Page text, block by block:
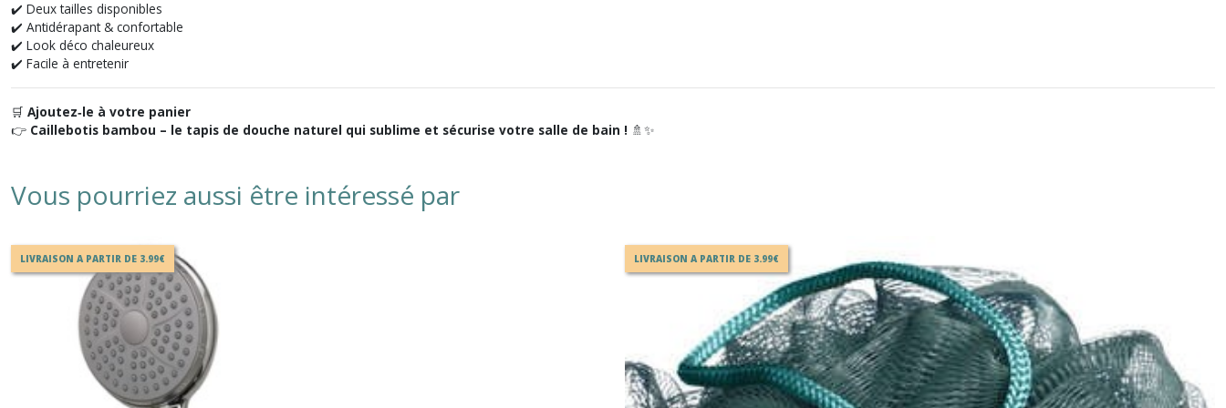
✔️ Deux tailles disponibles
✔️ Antidérapant & confortable
✔️ Look déco chaleureux
✔️ Facile à entretenir
🛒 Ajoutez‑le à votre panier
👉 Caillebotis bambou – le tapis de douche naturel qui sublime et sécurise votre salle de bain ! 🚿✨
Vous pourriez aussi être intéressé par
LIVRAISON A PARTIR DE 3.99€ LIVRAISON A PARTIR DE 3.99€